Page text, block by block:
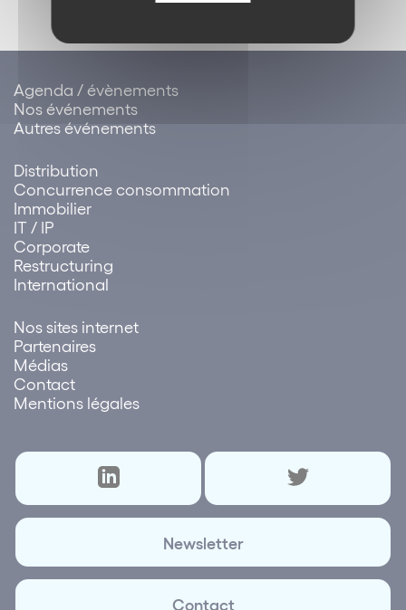
Agenda / évènements
Nos événements
Autres événements
Distribution
Concurrence consommation
Immobilier
IT / IP
Corporate
Restructuring
International
Nos sites internet
Partenaires
Médias
Contact
Mentions légales
Newsletter
Contact